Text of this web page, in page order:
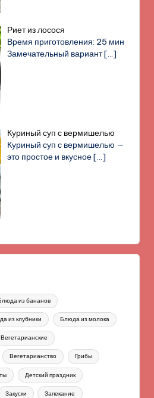
Риет из лосося
Время приготовления: 25 мин
Замечательный вариант[…]
Куриный суп с вермишелью
Куриный суп с вермишелью —
это простое и вкусное[…]
из бананов
из клубники Блюда из молока
Вегетарианские
Вегетарианство Грибы
Детский праздник
Закуски Запекание